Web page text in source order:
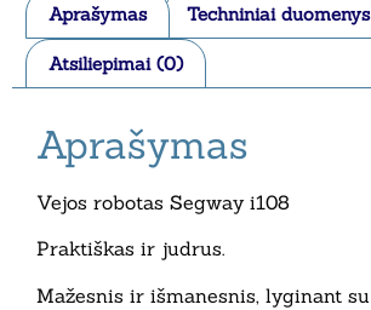
Aprašymas Techniniai duomenys
Atsiliepimai (0)
Aprašymas
Vejos robotas Segway i108
Praktiškas ir judrus.
Mažesnis ir išmanesnis, lyginant su